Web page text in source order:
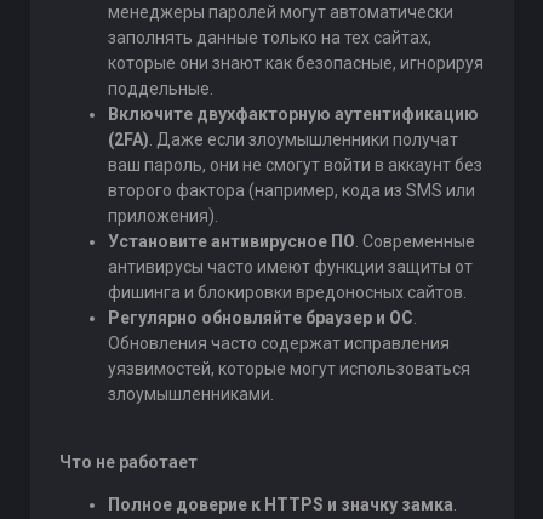
менеджеры паролей могут автоматически
заполнять данные только на тех сайтах,
которые они знают как безопасные, игнорируя
поддельные.
Включите двухфакторную аутентификацию
(2FA) . Даже если злоумышленники получат
ваш пароль, они не смогут войти в аккаунт без
второго фактора (например, кода из SMS или
приложения).
Установите антивирусное ПО . Современные
антивирусы часто имеют функции защиты от
фишинга и блокировки вредоносных сайтов.
Регулярно обновляйте браузер и ОС
Обновления часто содержат исправления
уязвимостей, которые могут использоваться
злоумышленниками.
Что не работает
Полное доверие к HTTPS и значку замка